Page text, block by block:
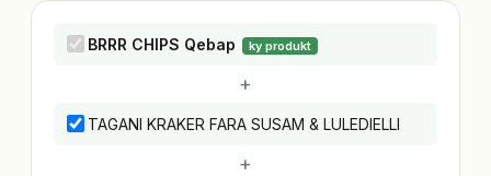
BRRR CHIPS Qebap ky produkt
+
TAGANI KRAKER FARA SUSAM & LULEDIELLI
+